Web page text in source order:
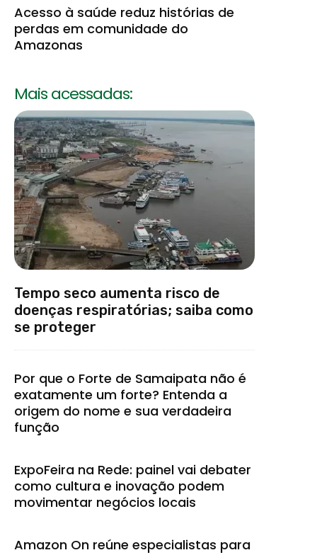
Acesso à saúde reduz histórias de
perdas em comunidade do
Amazonas
Mais acessadas:
Tempo seco aumenta risco de
doenças respiratórias; saiba como
se proteger
Por que o Forte de Samaipata não é
exatamente um forte? Entenda a
origem do nome e sua verdadeira
função
ExpoFeira na Rede: painel vai debater
como cultura e inovação podem
movimentar negócios locais
Amazon On reúne especialistas para